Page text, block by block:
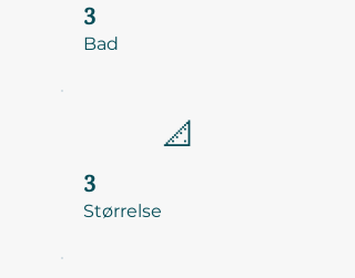
3
Bad
📐
3
Størrelse